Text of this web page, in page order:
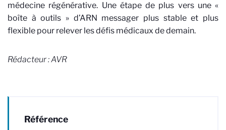
médecine régénérative. Une étape de plus vers une «
boîte à outils » d’ARN messager plus stable et plus
flexible pour relever les défis médicaux de demain.
Rédacteur : AVR
Référence